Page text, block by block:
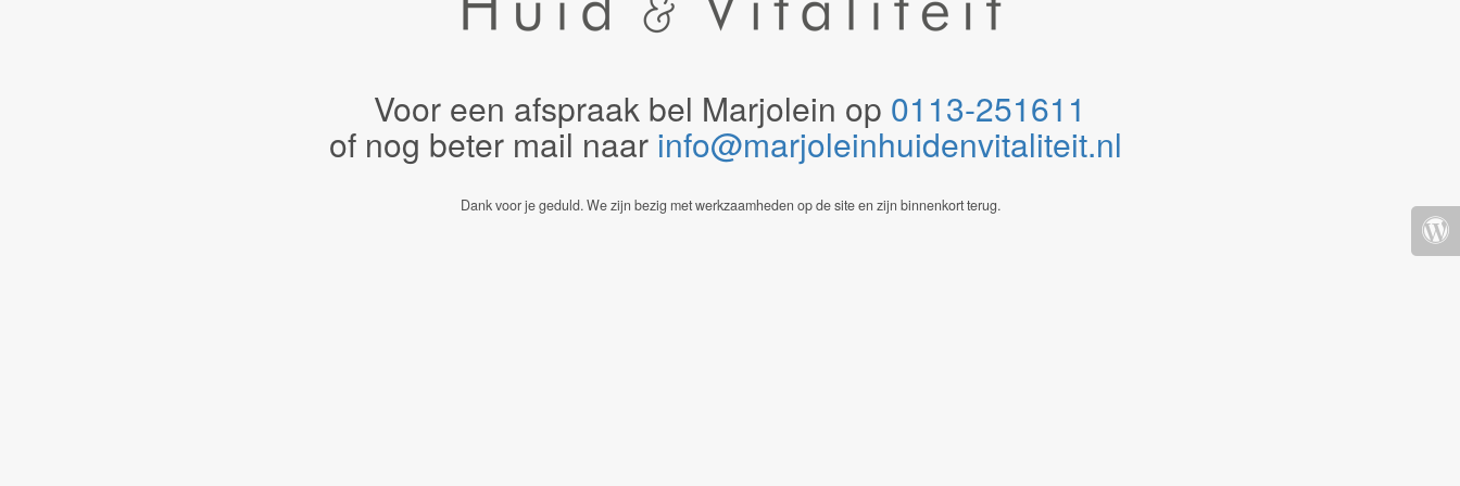
Voor een afspraak bel Marjolein op 0113-251611
of nog beter mail naar info@marjoleinhuidenvitaliteit.nl
Dank voor je geduld. We zijn bezig met werkzaamheden op de site en zijn binnenkort terug.